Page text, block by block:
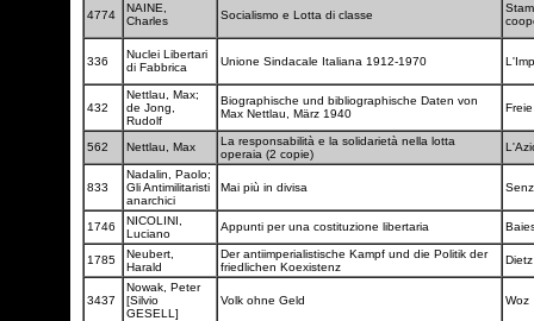
4774
NAINE,
Charles
Socialismo e Lotta di classe
336
Nuclei Libertari
di Fabbrica
Unione Sindacale Italiana 1912-1970
432
Nettlau, Max;
de Jong,
Rudolf
Biographische und bibliographische Daten von
Max Nettlau, März 1940
562 Nettlau, Max
La responsabilità e la solidarietà nella lotta
operaia (2 copie)
833
Nadalin, Paolo;
Gli Antimilitaristi
anarchici
Mai più in divisa
1746
NICOLINI,
Luciano
Appunti per una costituzione libertaria
1785
Neubert,
Harald
Der antiimperialistische Kampf und die Politik der
friedlichen Koexistenz
3437
Nowak, Peter
[Silvio
GESELL]
Volk ohne Geld Woz